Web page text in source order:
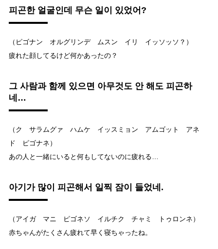
피곤한 얼굴인데 무슨 일이 있었어?
（ピゴナン オルグリンデ ムスン イリ イッソッソ？）
疲れた顔してるけど何かあったの？
그 사람과 함께 있으면 아무것도 안 해도 피곤하
네…
（ク サラムグァ ハムケ イッスミョン アムゴット アネ
ド ピゴナネ）
あの人と一緒にいると何もしてないのに疲れる…
아기가 많이 피곤해서 일찍 잠이 들었네.
（アイガ マニ ピゴネソ イルチク チャミ トゥロンネ）
赤ちゃんがたくさん疲れて早く寝ちゃったね。